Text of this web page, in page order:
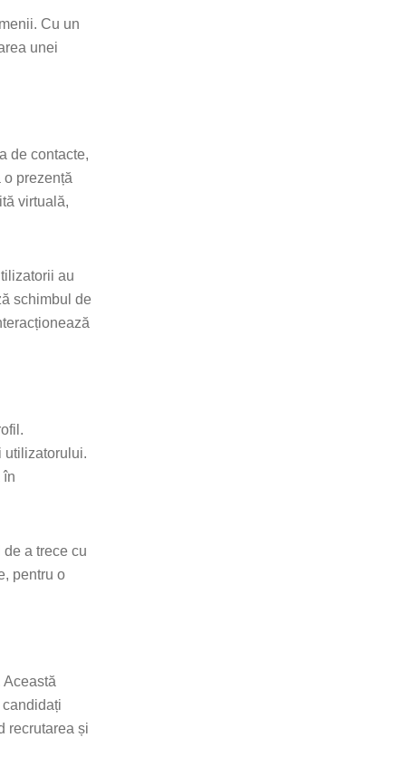
Cu un
unei
de contacte,
prezență
virtuală,
au
schimbul de
utilizatorului.
în
a trece cu
pentru o
recrutarea și